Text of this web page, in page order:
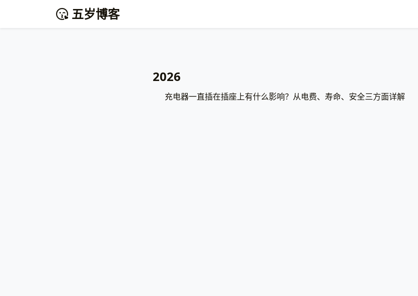
五岁博客
2026
充电器一直插在插座上有什么影响？从电费、寿命、安全三方面详解